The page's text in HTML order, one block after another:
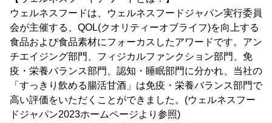
ウェルネスフードは、ウェルネスフードジャパン実行委員
会が主催する、QOL(クオリティーオブライフ)を向上する
食品および食品素材にフォーカスしたアワードです。アン
チエイジング部門、フィジカルファンクション部門、免
疫・栄養バランス部門、認知・睡眠部門に分かれ、当社の
「すっきり飲める腸活甘酒」は免疫・栄養バランス部門で
高い評価をいただくことができました。(ウェルネスフー
ドジャパン2023ホームページより参照)